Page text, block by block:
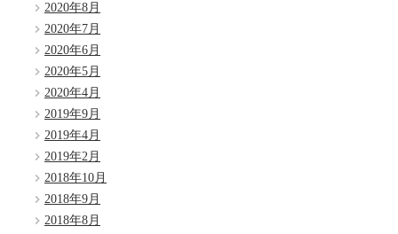
2020年8月
2020年7月
2020年6月
2020年5月
2020年4月
2019年9月
2019年4月
2019年2月
2018年10月
2018年9月
2018年8月